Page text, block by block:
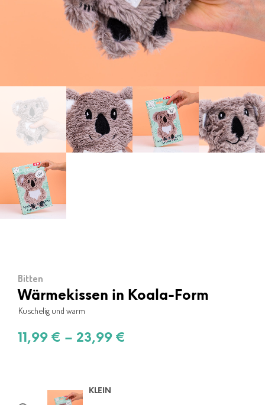
Bitten
Wärmekissen in Koala-Form
Kuschelig und warm
11,99 € – 23,99 €
KLEIN